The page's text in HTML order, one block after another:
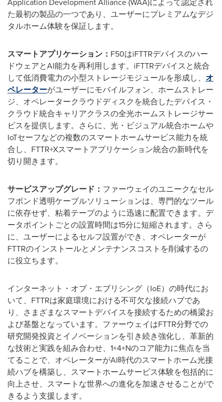
た最初の製品の一つであり、ユーザーにプレミアムなデジ
タルホーム体験を保証します。
スマートアプリケーション： F50はiFTTRデバイスのハー
ドウェアとAI能力を再利用します。iFTTRデバイスと統合
して低消費電力の小型ストレージモジュールを形成し、 オ
ペレーターがユーザーにモバイルフォン、ホームストレー
ジ、オペレータークラウドディスクを統合したデバイス・
クラウド統合キャリアクラスの全光ホームストレージサー
ビスを提供します。さらに、光・ビジュアル統合ホームや
IoTセーフなどの複数のスマートホームサービス能力を統
合し、FTTR+Xスマートアプリケーション統合の新時代を
切り開きます。
サービスアップグレード： ファーウェイのユニークなセル
フボンド透明ケーブルソリューションは、専門的なツール
に依存せず、粘着テープのように迅速に配置できます。デ
ータポイントごとの設置時間は15分に短縮されます。さら
に、ユーザーによるセルフ設置ができ、オペレーターが
FTTRのインストールとメンテナンスコストを削減するの
に役立ちます。
インターネット・オブ・エブリシング（IoE）の時代にお
いて、FTTRは家庭環境における不可欠な接続ハブであ
り、さまざまなスマートデバイスを接続するための橋梁お
よび基盤となっています。ファーウェイはFTTR分野での
研究開発投資とイノベーションを引き続き強化し、革新的
な技術と実践を組み合わせ、1+4+Nのコア能力に焦点を当
てることで、オペレーターがAI時代のスマートホーム光接
続ハブを構築し、スマートホームサービス体験を包括的に
向上させ、スマートな世界への進化を加速させることがで
きるよう支援します。